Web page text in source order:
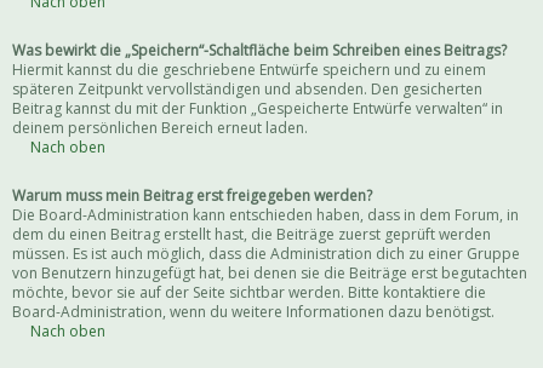
Was bewirkt die „Speichern“-Schaltfläche beim Schreiben eines Beitrags?
Hiermit kannst du die geschriebene Entwürfe speichern und zu einem
späteren Zeitpunkt vervollständigen und absenden. Den gesicherten
Beitrag kannst du mit der Funktion „Gespeicherte Entwürfe verwalten“ in
deinem persönlichen Bereich erneut laden.
Nach oben
Warum muss mein Beitrag erst freigegeben werden?
Die Board-Administration kann entschieden haben, dass in dem Forum, in
dem du einen Beitrag erstellt hast, die Beiträge zuerst geprüft werden
müssen. Es ist auch möglich, dass die Administration dich zu einer Gruppe
von Benutzern hinzugefügt hat, bei denen sie die Beiträge erst begutachten
möchte, bevor sie auf der Seite sichtbar werden. Bitte kontaktiere die
Board-Administration, wenn du weitere Informationen dazu benötigst.
Nach oben